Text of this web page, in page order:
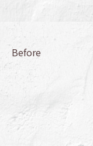
Before